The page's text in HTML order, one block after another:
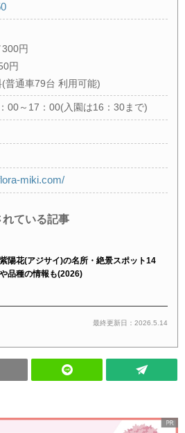
円
円
普通車79台 利用可能)
00～17：00(入園は16：30まで)
miki.com/
ている記事
紫陽花(アジサイ)の名所・絶景スポット14
品種の情報も(2026)
最終更新日：2026.5.14